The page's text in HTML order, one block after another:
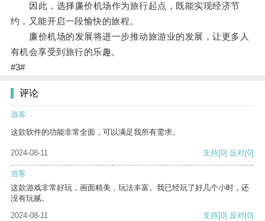
因此，选择廉价机场作为旅行起点，既能实现经济节
约，又能开启一段愉快的旅程。
廉价机场的发展将进一步推动旅游业的发展，让更多人
有机会享受到旅行的乐趣。
#3#
评论
游客
这款软件的功能非常全面，可以满足我所有需求。
2024-08-11 支持[0] 反对[0]
游客
这款游戏非常好玩，画面精美，玩法丰富。我已经玩了好几个小时，还
没有玩腻。
2024-08-11
支持[0] 反对[0]